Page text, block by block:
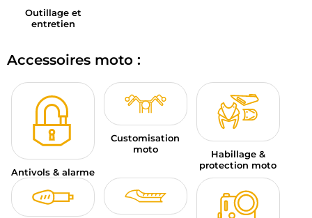
Outillage et
entretien
Accessoires moto :
Antivols & alarme
Customisation
moto
Habillage &
protection moto